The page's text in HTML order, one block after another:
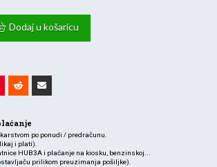
Dodaj u košaricu
po ponudi / predračunu.
i plati).
HUB3A i plaćanje na kiosku, benzinskoj...
prilikom preuzimanja pošiljke).